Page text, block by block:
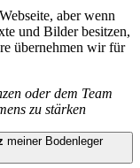
aber wenn
und Bilder besitzen,
übernehmen wir für
oder dem Team
zu stärken
meiner Bodenleger